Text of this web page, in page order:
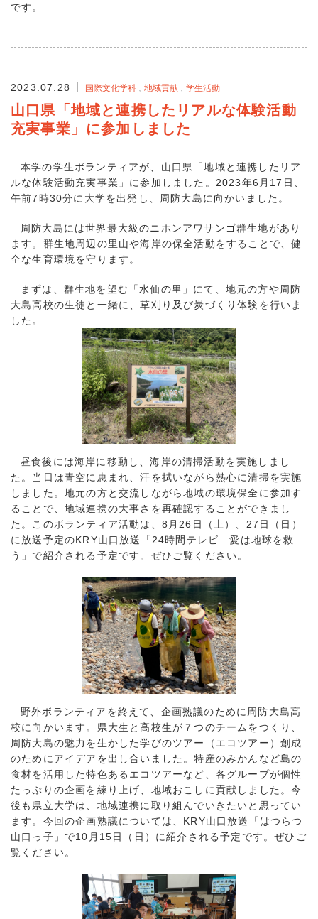
です。
2023.07.28 国際文化学科 地域貢献 学生活動
山口県「地域と連携したリアルな体験活動
充実事業」に参加しました
本学の学生ボランティアが、山口県「地域と連携したリア
ルな体験活動充実事業」に参加しました。2023年6月17日、
午前7時30分に大学を出発し、周防大島に向かいました。
周防大島には世界最大級のニホンアワサンゴ群生地があり
ます。群生地周辺の里山や海岸の保全活動をすることで、健
全な生育環境を守ります。
まずは、群生地を望む「水仙の里」にて、地元の方や周防
大島高校の生徒と一緒に、草刈り及び炭づくり体験を行いま
した。
昼食後には海岸に移動し、海岸の清掃活動を実施しまし
た。当日は青空に恵まれ、汗を拭いながら熱心に清掃を実施
しました。地元の方と交流しながら地域の環境保全に参加す
ることで、地域連携の大事さを再確認することができまし
た。このボランティア活動は、8月26日（土）、27日（日）
に放送予定のKRY山口放送「24時間テレビ 愛は地球を救
う」で紹介される予定です。ぜひご覧ください。
野外ボランティアを終えて、企画熟議のために周防大島高
校に向かいます。県大生と高校生が７つのチームをつくり、
周防大島の魅力を生かした学びのツアー（エコツアー）創成
のためにアイデアを出し合いました。特産のみかんなど島の
食材を活用した特色あるエコツアーなど、各グループが個性
たっぷりの企画を練り上げ、地域おこしに貢献しました。今
後も県立大学は、地域連携に取り組んでいきたいと思ってい
ます。今回の企画熟議については、KRY山口放送「はつらつ
山口っ子」で10月15日（日）に紹介される予定です。ぜひご
覧ください。